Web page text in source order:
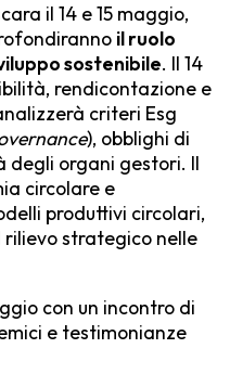
il 14 e 15 maggio,
il ruolo
sostenibile. Il 14
rendicontazione e
criteri Esg
), obblighi di
degli organi gestori. Il
circolare e
produttivi circolari,
strategico nelle
con un incontro di
e testimonianze